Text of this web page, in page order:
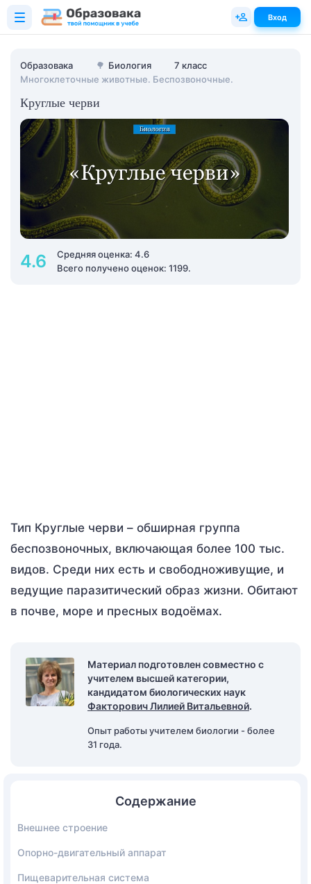
Образовака 🌳 Биология
7 класс
Многоклеточные животные. Беспозвоночные.
Круглые черви
4.6
Средняя оценка: 4.6
Всего получено оценок: 1199.
Тип Круглые черви – обширная группа
беспозвоночных, включающая более 100 тыс.
видов. Среди них есть и свободноживущие, и
ведущие паразитический образ жизни. Обитают
в почве, море и пресных водоёмах.
Материал подготовлен совместно с
учителем высшей категории,
кандидатом биологических наук
Факторович Лилией Витальевной.
Опыт работы учителем биологии - более
31 года.
Содержание
Внешнее строение
Опорно-двигательный аппарат
Пищеварительная система
Вход